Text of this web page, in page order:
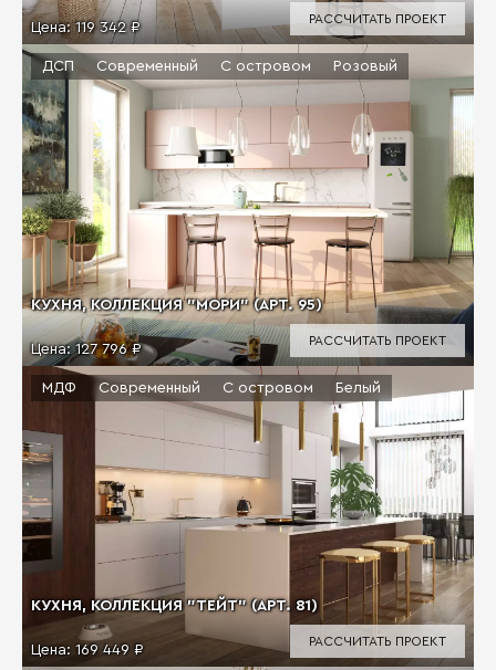
Цена:119 342 ₽
РАССЧИТАТЬ ПРОЕКТ
КУХНЯ, КОЛЛЕКЦИЯ "МОРИ" (АРТ. 95)
Цена:127 796 ₽
ДСП Современный С островом Розовый
РАССЧИТАТЬ ПРОЕКТ
КУХНЯ, КОЛЛЕКЦИЯ "ТЕЙТ" (АРТ. 81)
Цена: 169 449 ₽
МДФ Современный С островом Белый
РАССЧИТАТЬ ПРОЕКТ